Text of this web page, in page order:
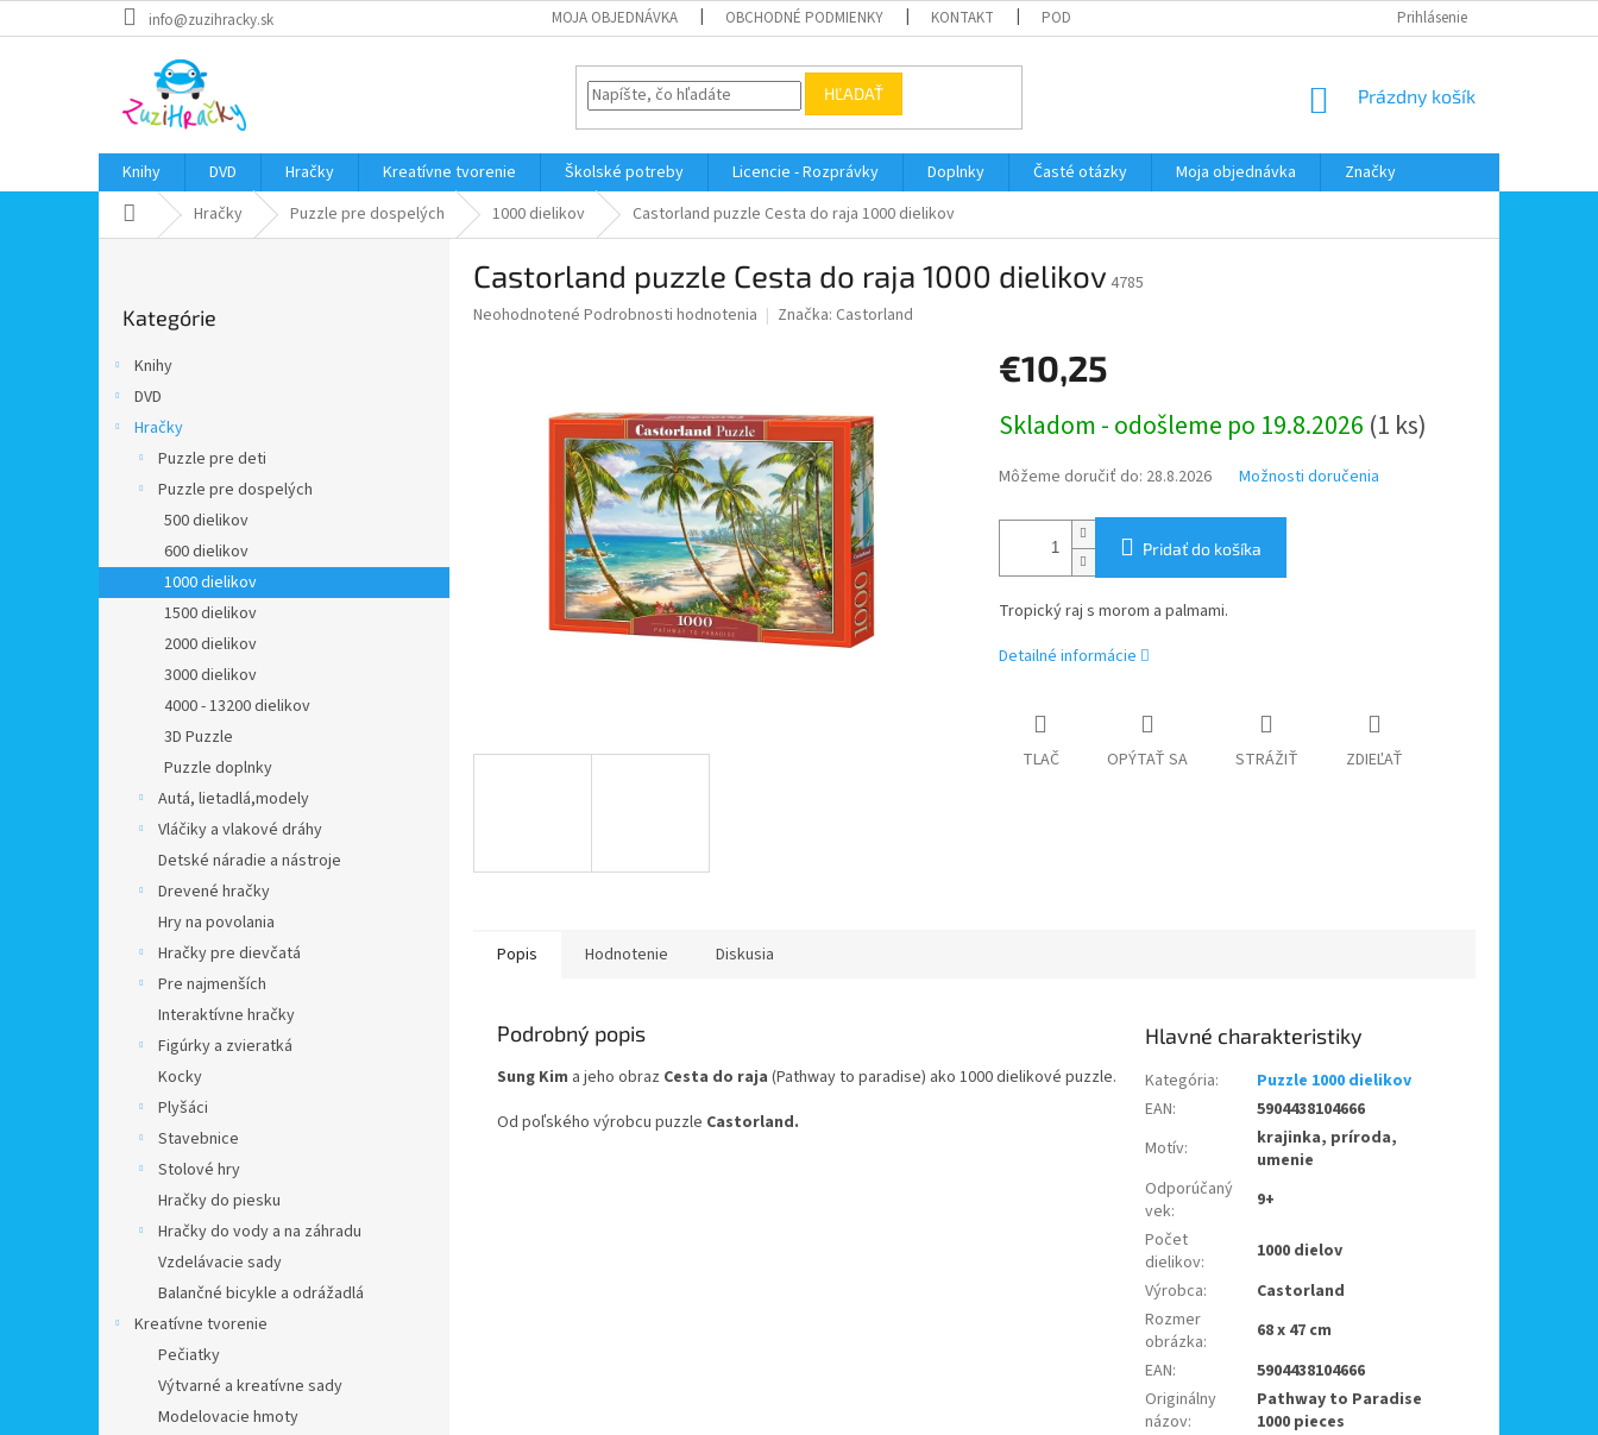
na
info@zuzihracky.sk MOJA OBJEDNÁVKA OBCHODNÉ PODMIENKY KONTAKT PODMIENKY OOÚ ODSTÚPENIE OD ZMLUVY
Prihlásenie
HĽADAŤ
NÁKUPNÝ
Prázdny košík
Knihy DVD Hračky Kreatívne tvorenie Školské potreby Licencie - Rozprávky Doplnky Časté otázky Moja objednávka
Značky
DomovHračky Puzzle pre dospelých 1000 dielikov Castorland puzzle Cesta do raja 1000 dielikov
kategórie
Kategórie
Knihy
DVD
Hračky
Puzzle pre deti
Puzzle pre dospelých
500 dielikov
600 dielikov
1000 dielikov
1500 dielikov
2000 dielikov
3000 dielikov
4000 - 13200 dielikov
3D Puzzle
Puzzle doplnky
Autá, lietadlá,modely
Vláčiky a vlakové dráhy
Detské náradie a nástroje
Drevené hračky
Hry na povolania
Hračky pre dievčatá
Pre najmenších
Interaktívne hračky
Figúrky a zvieratká
Kocky
Plyšáci
Stavebnice
Stolové hry
Hračky do piesku
Hračky do vody a na záhradu
Vzdelávacie sady
Balančné bicykle a odrážadlá
Kreatívne tvorenie
Pečiatky
Výtvarné a kreatívne sady
Modelovacie hmoty
Castorland puzzle Cesta do raja 1000 dielikov 4785
Priemerné
Neohodnotené Podrobnosti hodnotenia Značka: Castorland
€10,25
cena:
Skladom - odošleme po 19.8.2026 (1 ks)
Môžeme doručiť do: 28.8.2026 Možnosti doručenia
Pridať do košíka
Tropický raj s morom a palmami.
Detailné informácie
TLAČ OPÝTAŤ SA STRÁŽIŤ ZDIEĽAŤ
Popis Hodnotenie Diskusia
Podrobný popis
Sung Kim a jeho obraz Cesta do raja (Pathway to paradise) ako 1000 dielikové puzzle.
Od poľského výrobcu puzzle Castorland.
Kategória:
Puzzle 1000 dielikov
EAN:
5904438104666
Motív:
krajinka, príroda,
umenie
Odporúčaný
vek:
9+
Počet
dielikov:
1000 dielov
Výrobca:
Castorland
Rozmer
obrázka:
68 x 47 cm
EAN:
5904438104666
Originálny
názov:
Pathway to Paradise
1000 pieces